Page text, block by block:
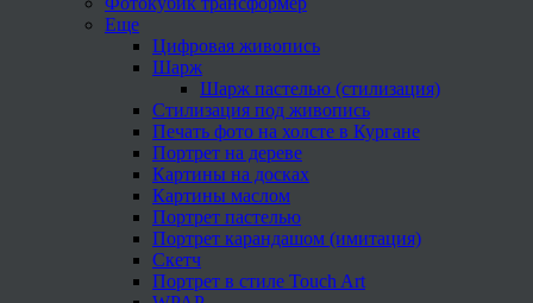
Еще
Цифровая живопись
Шарж
Шарж пастелью (стилизация)
Стилизация под живопись
Печать фото на холсте в Кургане
Портрет на дереве
Картины на досках
Картины маслом
Портрет пастелью
Портрет карандашом (имитация)
Скетч
Портрет в стиле Touch Art